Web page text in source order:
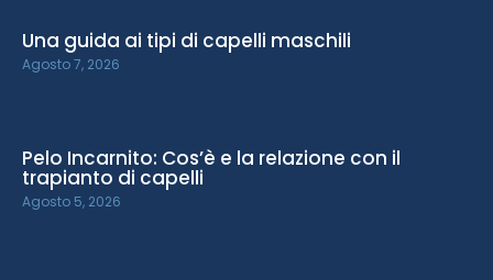
Una guida ai tipi di capelli maschili
Agosto 7, 2026
Pelo Incarnito: Cos’è e la relazione con il
trapianto di capelli
Agosto 5, 2026